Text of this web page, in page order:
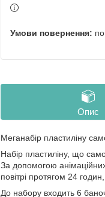
Опис
Меганабір пластиліну
Набір пластиліну, що
За допомогою
повітрі протягом 24
До набору входить 6